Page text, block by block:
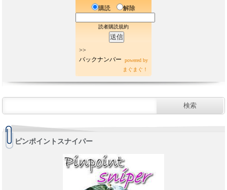
購読 解除
読者購読規約
>>
バックナンバー
powered by
まぐまぐ！
ピンポイントスナイパー